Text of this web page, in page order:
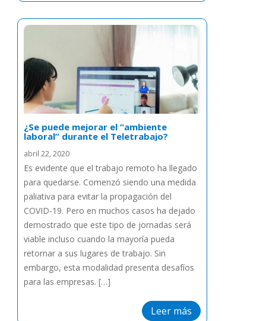
¿Se puede mejorar el “ambiente
laboral” durante el Teletrabajo?
abril 22, 2020
Es evidente que el trabajo remoto ha llegado
para quedarse. Comenzó siendo una medida
paliativa para evitar la propagación del
COVID-19. Pero en muchos casos ha dejado
demostrado que este tipo de jornadas será
viable incluso cuando la mayoría pueda
retornar a sus lugares de trabajo. Sin
embargo, esta modalidad presenta desafíos
para las empresas. […]
Leer más